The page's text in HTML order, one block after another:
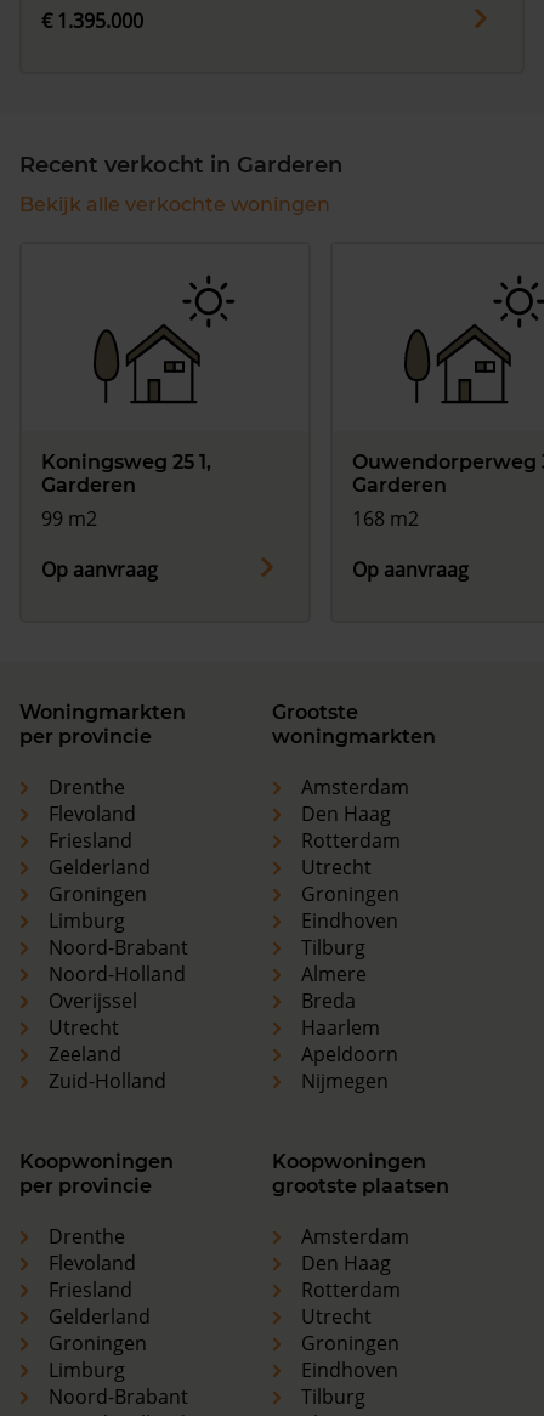
€ 1.395.000
Recent verkocht in Garderen
Bekijk alle verkochte woningen
Koningsweg 25 1,
Garderen
99 m2
Op aanvraag
Ouwendorperweg
Garderen
168 m2
Op aanvraag
Woningmarkten
per provincie
Drenthe
Flevoland
Friesland
Gelderland
Groningen
Limburg
Noord-Brabant
Noord-Holland
Overijssel
Utrecht
Zeeland
Zuid-Holland
Grootste
woningmarkten
Amsterdam
Den Haag
Rotterdam
Utrecht
Groningen
Eindhoven
Tilburg
Almere
Breda
Haarlem
Apeldoorn
Nijmegen
Koopwoningen
per provincie
Drenthe
Flevoland
Friesland
Gelderland
Groningen
Limburg
Noord-Brabant
Koopwoningen
grootste plaatsen
Amsterdam
Den Haag
Rotterdam
Utrecht
Groningen
Eindhoven
Tilburg